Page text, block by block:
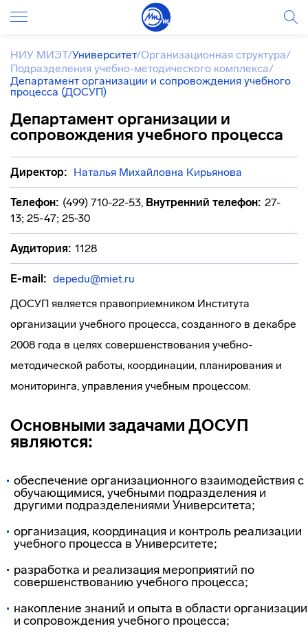
НИУ МИЭТ/Университет/Организационная структура/
Подразделения учебно-методического комплекса/
Департамент организации и сопровождения учебного
процесса (ДОСУП)
Департамент организации и
сопровождения учебного процесса
Директор: Наталья Михайловна Кирьянова
Телефон: (499) 710-22-53, Внутренний телефон: 27-
13; 25-47; 25-30
Аудитория: 1128
E-mail: depedu@miet.ru
ДОСУП является правоприемником Института
организации учебного процесса, созданного в декабре
2008 года в целях совершенствования учебно-
методической работы, координации, планирования и
мониторинга, управления учебным процессом.
Основными задачами ДОСУП
являются:
обеспечение организационного взаимодействия с
обучающимися, учебными подразделения и
другими подразделениями Университета;
организация, координация и контроль реализации
учебного процесса в Университете;
разработка и реализация мероприятий по
совершенствованию учебного процесса;
накопление знаний и опыта в области организации
и сопровождения учебного процесса;